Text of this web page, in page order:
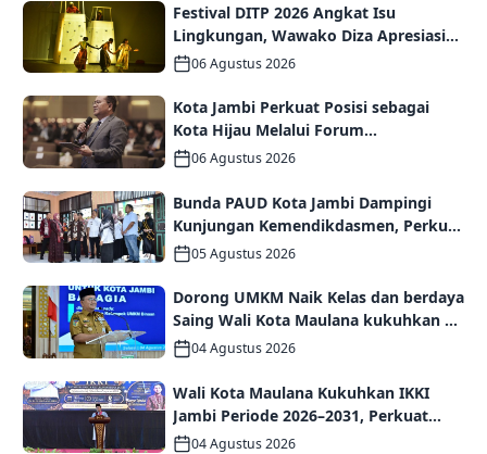
Festival DITP 2026 Angkat Isu
Lingkungan, Wawako Diza Apresiasi
Karya Seniman Jambi
06 Agustus 2026
Kota Jambi Perkuat Posisi sebagai
Kota Hijau Melalui Forum
Internasional IMT-GT GCMC 2026
06 Agustus 2026
Bunda PAUD Kota Jambi Dampingi
Kunjungan Kemendikdasmen, Perkuat
Kolaborasi Wujudkan PAUD
05 Agustus 2026
Dorong UMKM Naik Kelas dan berdaya
Saing Wali Kota Maulana kukuhkan 35
kelompok UMKM Binaan
04 Agustus 2026
Wali Kota Maulana Kukuhkan IKKI
Jambi Periode 2026–2031, Perkuat
Persaudaraan dan Kolaborasi dalam
04 Agustus 2026